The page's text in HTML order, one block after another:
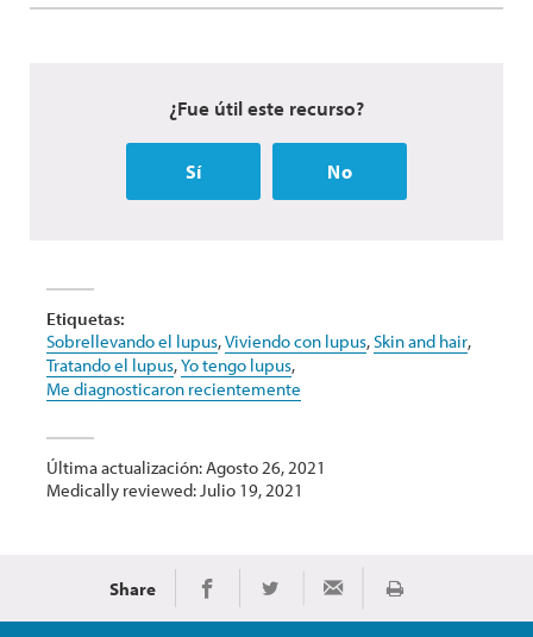
¿Fue útil este recurso?
Sí No
Etiquetas:
Sobrellevando el lupus,Viviendo con lupus,Skin and hair,
Tratando el lupus,Yo tengo lupus,
Me diagnosticaron recientemente
Última actualización: Agosto 26, 2021
Medically reviewed: Julio 19, 2021
Share Share on Facebook
Share on TwitterShare via EmailImprimir